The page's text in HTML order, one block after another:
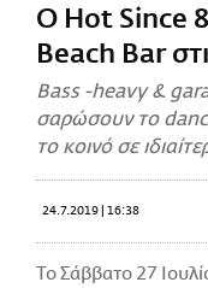
CITY GUIDE
ΑΜΠΑ
PRINT
O Hot Since
Beach Bar
Bass -heavy &
σαρώσουν το
το κοινό σε
24.7.2019 | 16:38
Το Σάββατο 27